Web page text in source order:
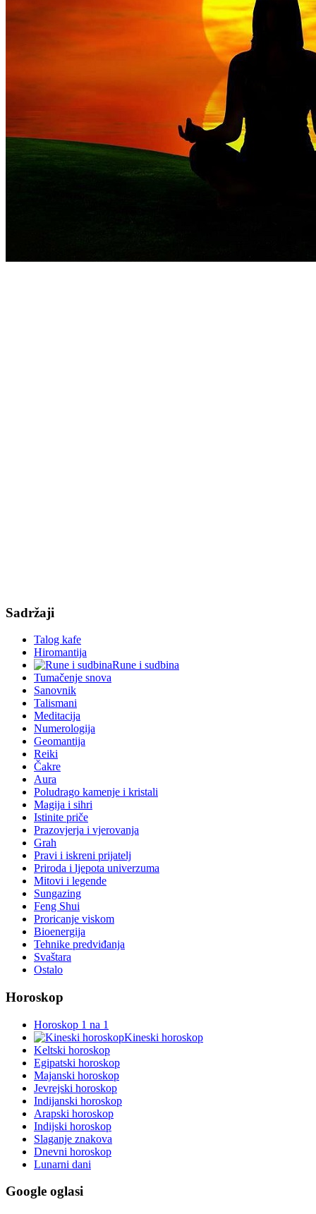
Sadržaji
Talog kafe
Hiromantija
Rune i sudbina
Tumačenje snova
Sanovnik
Talismani
Meditacija
Numerologija
Geomantija
Reiki
Čakre
Aura
Poludrago kamenje i kristali
Magija i sihri
Istinite priče
Prazovjerja i vjerovanja
Grah
Pravi i iskreni prijatelj
Priroda i ljepota univerzuma
Mitovi i legende
Sungazing
Feng Shui
Proricanje viskom
Bioenergija
Tehnike predviđanja
Svaštara
Ostalo
Horoskop
Horoskop 1 na 1
Kineski horoskop
Keltski horoskop
Egipatski horoskop
Majanski horoskop
Jevrejski horoskop
Indijanski horoskop
Arapski horoskop
Indijski horoskop
Slaganje znakova
Dnevni horoskop
Lunarni dani
Google oglasi